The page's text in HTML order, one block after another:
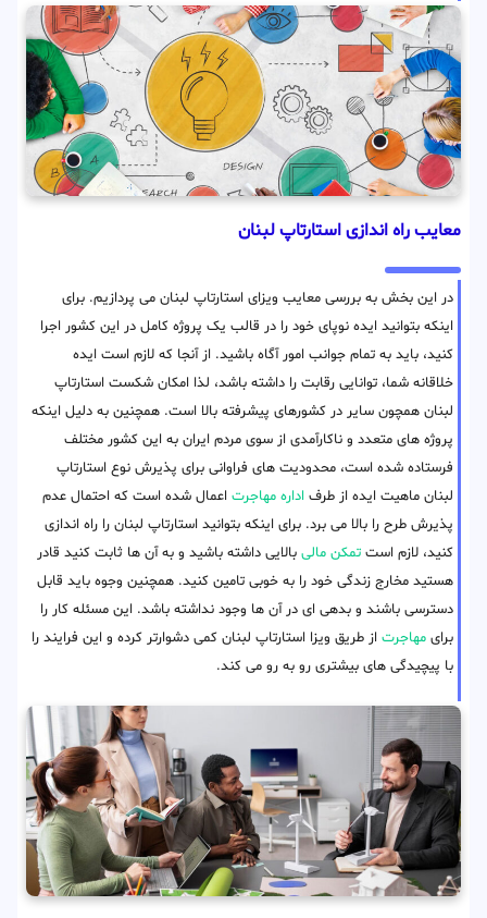
معایب راه اندازی استارتاپ لبنان
در این بخش به بررسی معایب ویزای استارتاپ لبنان می پردازیم. برای
اینکه بتوانید ایده نوپای خود را در قالب یک پروژه کامل در این کشور اجرا
کنید، باید به تمام جوانب امور آگاه باشید. از آنجا که لازم است ایده
خلاقانه شما، توانایی رقابت را داشته باشد، لذا امکان شکست استارتاپ
لبنان همچون سایر در کشورهای پیشرفته بالا است. همچنین به دلیل اینکه
پروژه های متعدد و ناکارآمدی از سوی مردم ایران به این کشور مختلف
فرستاده شده است، محدودیت های فراوانی برای پذیرش نوع استارتاپ
لبنان ماهیت ایده از طرف اداره مهاجرت اعمال شده است که احتمال عدم
پذیرش طرح را بالا می برد. برای اینکه بتوانید استارتاپ لبنان را راه اندازی
کنید، لازم است تمکن مالی بالایی داشته باشید و به آن ها ثابت کنید قادر
هستید مخارج زندگی خود را به خوبی تامین کنید. همچنین وجوه باید قابل
دسترسی باشند و بدهی ای در آن ها وجود نداشته باشد. این مسئله کار را
برای مهاجرت از طریق ویزا استارتاپ لبنان کمی دشوارتر کرده و این فرایند را
با پیچیدگی های بیشتری رو به رو می کند.